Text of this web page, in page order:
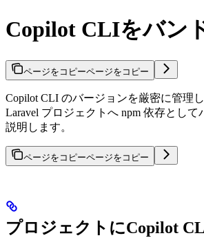
Copilot CLIをバン
ページをコピーページをコピー
Copilot CLI のバージョンを厳密に管理し
Laravel プロジェクトへ npm 依存とし
説明します。
ページをコピーページをコピー
プロジェクトにCopilot